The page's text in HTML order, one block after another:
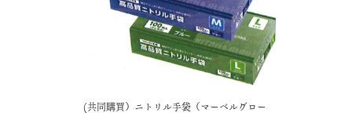
(共同購買）ニトリル手袋（マーベルグロー